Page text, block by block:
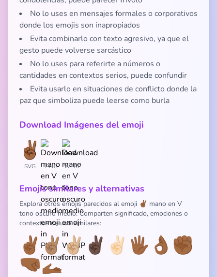
No lo uses en mensajes formales o corporativos
donde los emojis son inapropiados
Evita combinarlo con texto agresivo, ya que el
gesto puede volverse sarcástico
No lo uses para referirte a números o
cantidades en contextos serios, puede confundir
Evita usarlo en situaciones de conflicto donde la
paz que simboliza puede leerse como burla
Download Imágenes del emoji
SVG PNG WEBP
Emojis similares y alternativas
Explora otros emojis parecidos al emoji ✌🏾 mano en V
tono oscuro medio. Comparten significado, emociones o
contextos de uso similares:
✌🏾✌🏽✌🏼✌🏿 ✌🏻 🖐🏾 👌🏾 ✊🏾
🤜🏾🫴🏾